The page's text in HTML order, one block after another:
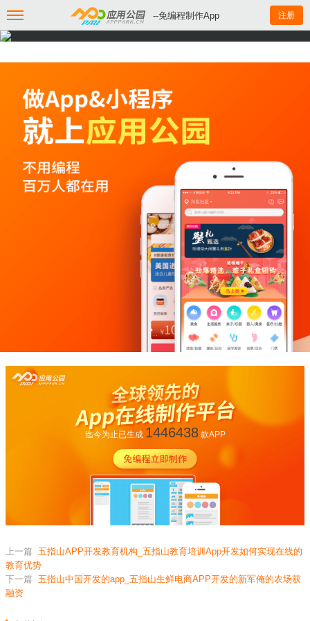
--免编程制作App 注册
迄今为止已生成 1446438款APP
上一篇 五指山APP开发教育机构_五指山教育培训App开发如何实现在线的
教育优势
下一篇 五指山中国开发的app_五指山生鲜电商APP开发的新军俺的农场获
融资